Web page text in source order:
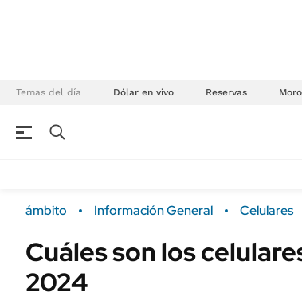
Temas del día Dólar en vivo Reservas
Campo
FINANZAS
Sustentabilidad
ámbito Información General Celulares
Cuáles son los
2024